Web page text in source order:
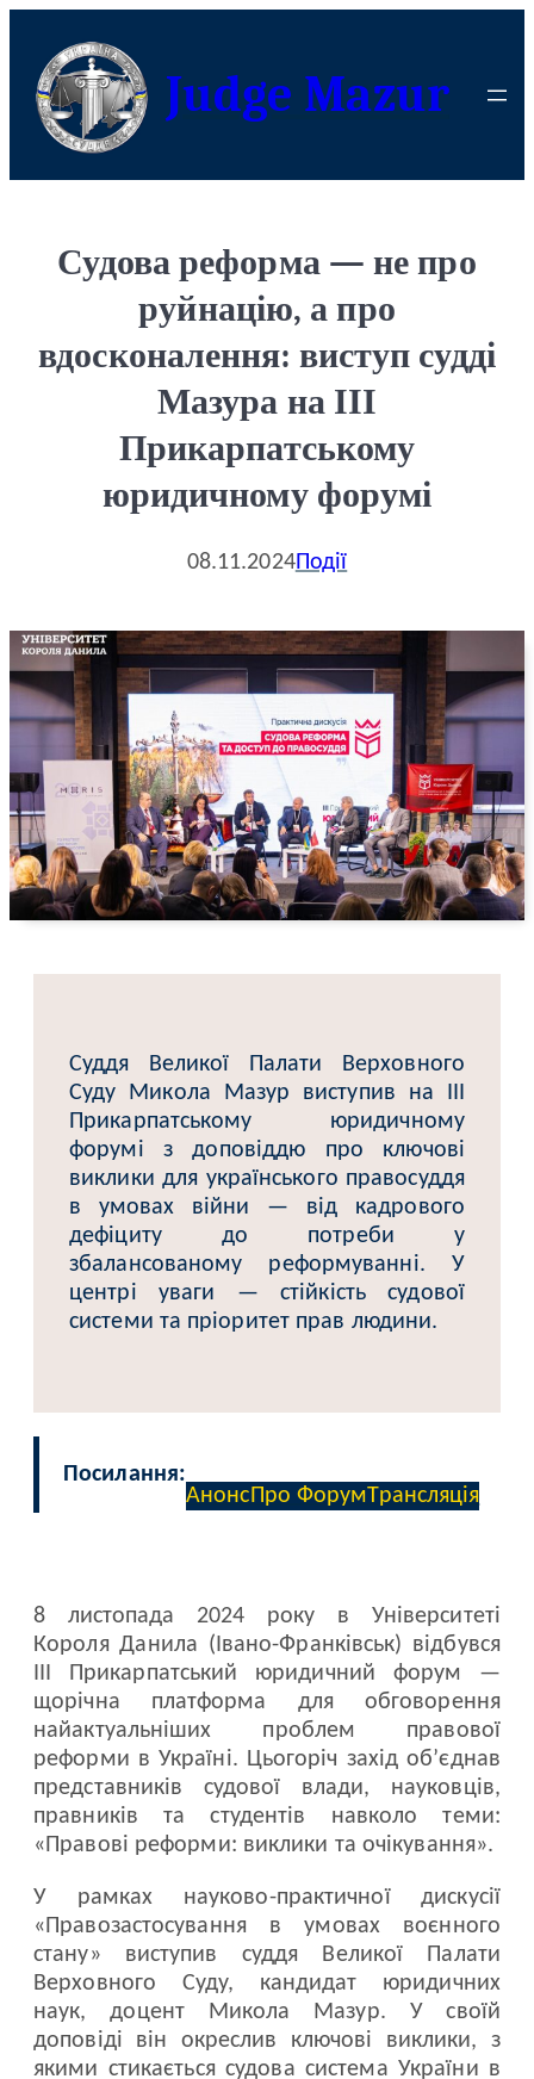
Judge Mazur
Судова реформа — не про
руйнацію, а про
вдосконалення: виступ судді
Мазура на ІІІ
Прикарпатському
юридичному форумі
08.11.2024Події
Суддя Великої Палати Верховного
Суду Микола Мазур виступив на ІІІ
Прикарпатському юридичному
форумі з доповіддю про ключові
виклики для українського правосуддя
в умовах війни — від кадрового
дефіциту до потреби у
збалансованому реформуванні. У
центрі уваги — стійкість судової
системи та пріоритет прав людини.
Посилання:
Анонс Про ФорумТрансляція
8 листопада 2024 року в Університеті
Короля Данила (Івано-Франківськ) відбувся
ІІІ Прикарпатський юридичний форум —
щорічна платформа для обговорення
найактуальніших проблем правової
реформи в Україні. Цьогоріч захід об’єднав
представників судової влади, науковців,
правників та студентів навколо теми:
«Правові реформи: виклики та очікування».
У рамках науково-практичної дискусії
«Правозастосування в умовах воєнного
стану» виступив суддя Великої Палати
Верховного Суду, кандидат юридичних
наук, доцент Микола Мазур. У своїй
доповіді він окреслив ключові виклики, з
якими стикається судова система України в